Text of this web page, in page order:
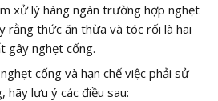
xử lý hàng ngàn trường hợp nghẹt
rằng thức ăn thừa và tóc rối là hai
gây nghẹt cống.
cống và hạn chế việc phải sử
lưu ý các điều sau: